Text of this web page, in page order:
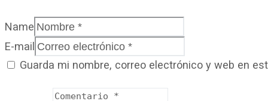
Name
E-mail
Guarda mi nombre, correo electrónico y web en